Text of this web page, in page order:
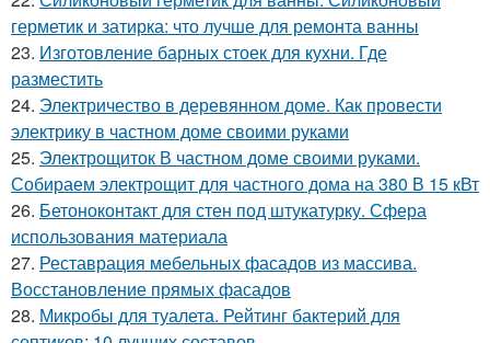
герметик и затирка: что лучше для ремонта ванны
23. Изготовление барных стоек для кухни. Где
разместить
24. Электричество в деревянном доме. Как провести
электрику в частном доме своими руками
25. Электрощиток В частном доме своими руками.
Собираем электрощит для частного дома на 380 В 15 кВт
26. Бетоноконтакт для стен под штукатурку. Сфера
использования материала
27. Реставрация мебельных фасадов из массива.
Восстановление прямых фасадов
28. Микробы для туалета. Рейтинг бактерий для